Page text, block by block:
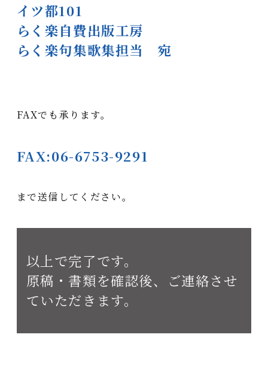
イツ都101
らく楽自費出版工房
らく楽句集歌集担当 宛
FAXでも承ります。
FAX:06-6753-9291
まで送信してください。
以上で完了です。
原稿・書類を確認後、ご連絡させ
ていただきます。